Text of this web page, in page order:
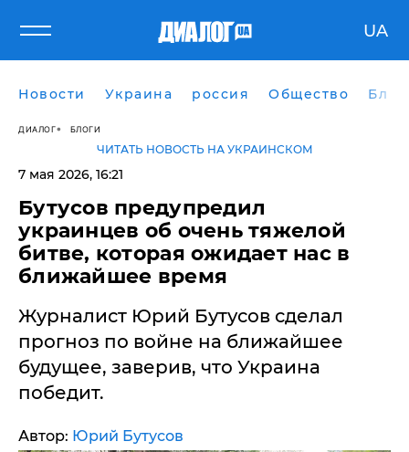
UA
Новости Украина россия Общество
ДИАЛОГ БЛОГИ
ЧИТАТЬ НОВОСТЬ НА УКРАИНСКОМ
7 мая 2026, 16:21
Бутусов предупредил
украинцев об очень тяжелой
битве, которая ожидает нас в
ближайшее время
Журналист Юрий Бутусов сделал
прогноз по войне на ближайшее
будущее, заверив, что Украина
победит.
Автор: Юрий Бутусов